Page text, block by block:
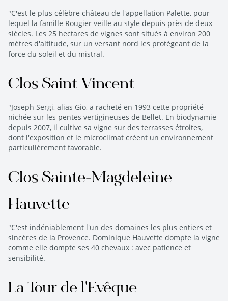
"C'est le plus célèbre château de l'appellation Palette, pour
lequel la famille Rougier veille au style depuis près de deux
siècles. Les 25 hectares de vignes sont situés à environ 200
mètres d'altitude, sur un versant nord les protégeant de la
force du soleil et du mistral.
Clos Saint Vincent
"Joseph Sergi, alias Gio, a racheté en 1993 cette propriété
nichée sur les pentes vertigineuses de Bellet. En biodynamie
depuis 2007, il cultive sa vigne sur des terrasses étroites,
dont l'exposition et le microclimat créent un environnement
particulièrement favorable.
Clos Sainte-Magdeleine
Hauvette
"C'est indéniablement l'un des domaines les plus entiers et
sincères de la Provence. Dominique Hauvette dompte la vigne
comme elle dompte ses 40 chevaux : avec patience et
sensibilité.
La Tour de l'Evêque